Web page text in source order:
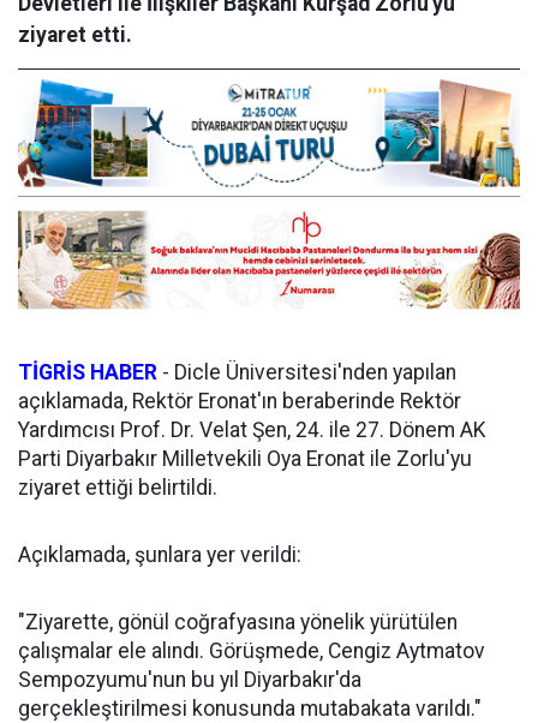
ziyaret etti.
TİGRİS HABER - Dicle Üniversitesi'nden yapılan
açıklamada, Rektör Eronat'ın beraberinde Rektör
Yardımcısı Prof. Dr. Velat Şen, 24. ile 27. Dönem AK
Parti Diyarbakır Milletvekili Oya Eronat ile Zorlu'yu
ziyaret ettiği belirtildi.
Açıklamada, şunlara yer verildi:
"Ziyarette, gönül coğrafyasına yönelik yürütülen
çalışmalar ele alındı. Görüşmede, Cengiz Aytmatov
Sempozyumu'nun bu yıl Diyarbakır'da
gerçekleştirilmesi konusunda mutabakata varıldı."